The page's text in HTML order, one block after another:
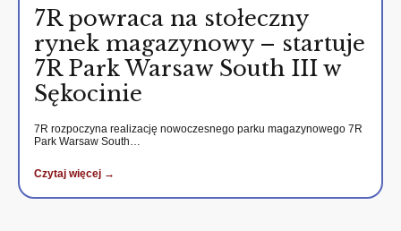
7R powraca na stołeczny
rynek magazynowy – startuje
7R Park Warsaw South III w
Sękocinie
7R rozpoczyna realizację nowoczesnego parku magazynowego 7R
Park Warsaw South…
Czytaj więcej →